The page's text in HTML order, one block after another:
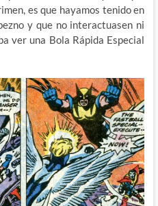
es que hayamos tenido en
y que no interactuasen ni
ver una Bola Rápida Especial